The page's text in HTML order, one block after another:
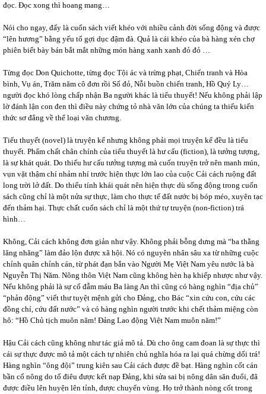
đọc. Đọc xong thì hoang mang…
Nói cho ngay, đấy là cuốn sách viết khéo với nhiều cảnh đời sống động và được
“lên hương” bằng yếu tố gợi dục đậm đà. Quả là cái khéo của bà hàng xén chợ
phiên biết bày bán bắt mắt những món hàng xanh xanh đỏ đỏ …
Từng đọc Don Quichotte, từng đọc Tội ác và trừng phạt, Chiến tranh và Hòa
bình, Vụ án, Trăm năm cô đơn rồi Số đỏ, Nỗi buồn chiến tranh, Hồ Quý Ly…
người đọc khó lòng chấp nhận Ba người khác là tiểu thuyết! Nếu không phải lập
lờ đánh lận con đen thì điều này chứng tỏ nhà văn lớn của chúng ta thiếu kiến
thức sơ đẳng về thể loại văn chương.
Tiểu thuyết (novel) là truyện kể nhưng không phải mọi truyện kể đều là tiểu
thuyết. Phẩm chất chân chính của tiểu thuyết là hư cấu (fiction), là tưởng tượng,
là sự khát quát. Do thiếu hư cấu tưởng tượng mà cuốn truyện trở nên manh mún,
vụn vặt thậm chí nhảm nhí trước hiện thực lớn lao của cuộc Cải cách ruộng đất
long trời lở đất. Do thiếu tính khái quát nên hiện thực dù sống động trong cuốn
sách cũng chỉ là một nửa sự thực, làm cho thực tế đất nước bị bóp méo, xuyên tạc
đến thảm hại. Thực chất cuốn sách chỉ là một thứ tự truyện (non-fiction) trá
hình…
Không, Cải cách không đơn giản như vậy. Không phải bỗng dưng mà “ba thằng
lăng nhăng” làm đảo lộn được xã hội. Nó có nguyên nhân sâu xa từ những cuộc
chỉnh quân chỉnh cán, từ phát đạn bắn vào Người Mẹ Việt Nam yêu nước là bà
Nguyễn Thị Năm. Nông thôn Việt Nam cũng không hèn hạ khiếp nhược như vậy.
Nếu không phải là sự cố đẫm máu Ba làng An thì cũng có hàng nghìn “địa chủ”
“phản động” viết thư tuyệt mệnh gửi cho Đảng, cho Bác “xin cứu con, cứu các
đồng chí, cứu đất nước” và có hàng nghìn người trước khi chết thảm miệng còn
hô: “Hồ Chủ tịch muôn năm! Đảng Lao động Việt Nam muôn năm!”
Hậu Cải cách cũng không như tác giả mô tả. Dù cho ông cam đoan là sự thực thì
cái sự thực được mô tả một cách tự nhiên chủ nghĩa hóa ra lại quá chừng dối trá!
Hàng nghìn “ông đội” trung kiên sau Cải cách được đề bạt. Hàng nghìn cốt cán
bần cố nông do tố điêu được kết nạp Đảng, khi sửa sai bị nông dân săn đuổi, đã
được điều lên huyện lên tỉnh, được chuyển vùng. Họ trở thành nòng cốt trong